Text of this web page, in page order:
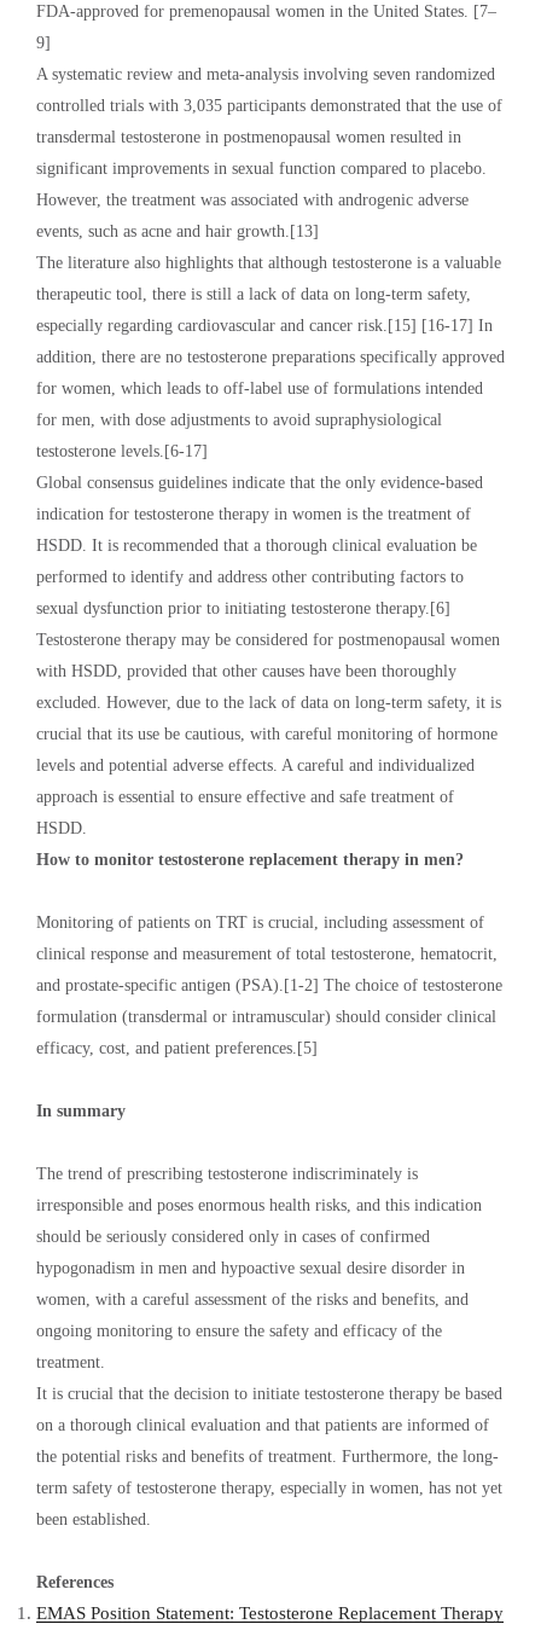
FDA-approved for premenopausal women in the United States. [7–
9]
A systematic review and meta-analysis involving seven randomized
controlled trials with 3,035 participants demonstrated that the use of
transdermal testosterone in postmenopausal women resulted in
significant improvements in sexual function compared to placebo.
However, the treatment was associated with androgenic adverse
events, such as acne and hair growth.[13]
The literature also highlights that although testosterone is a valuable
therapeutic tool, there is still a lack of data on long-term safety,
especially regarding cardiovascular and cancer risk.[15] [16-17] In
addition, there are no testosterone preparations specifically approved
for women, which leads to off-label use of formulations intended
for men, with dose adjustments to avoid supraphysiological
testosterone levels.[6-17]
Global consensus guidelines indicate that the only evidence-based
indication for testosterone therapy in women is the treatment of
HSDD. It is recommended that a thorough clinical evaluation be
performed to identify and address other contributing factors to
sexual dysfunction prior to initiating testosterone therapy.[6]
Testosterone therapy may be considered for postmenopausal women
with HSDD, provided that other causes have been thoroughly
excluded. However, due to the lack of data on long-term safety, it is
crucial that its use be cautious, with careful monitoring of hormone
levels and potential adverse effects. A careful and individualized
approach is essential to ensure effective and safe treatment of
HSDD.
How to monitor testosterone replacement therapy in men?
Monitoring of patients on TRT is crucial, including assessment of
clinical response and measurement of total testosterone, hematocrit,
and prostate-specific antigen (PSA).[1-2] The choice of testosterone
formulation (transdermal or intramuscular) should consider clinical
efficacy, cost, and patient preferences.[5]
In summary
The trend of prescribing testosterone indiscriminately is
irresponsible and poses enormous health risks, and this indication
should be seriously considered only in cases of confirmed
hypogonadism in men and hypoactive sexual desire disorder in
women, with a careful assessment of the risks and benefits, and
ongoing monitoring to ensure the safety and efficacy of the
treatment.
It is crucial that the decision to initiate testosterone therapy be based
on a thorough clinical evaluation and that patients are informed of
the potential risks and benefits of treatment. Furthermore, the long-
term safety of testosterone therapy, especially in women, has not yet
been established.
References
EMAS Position Statement: Testosterone Replacement Therapy